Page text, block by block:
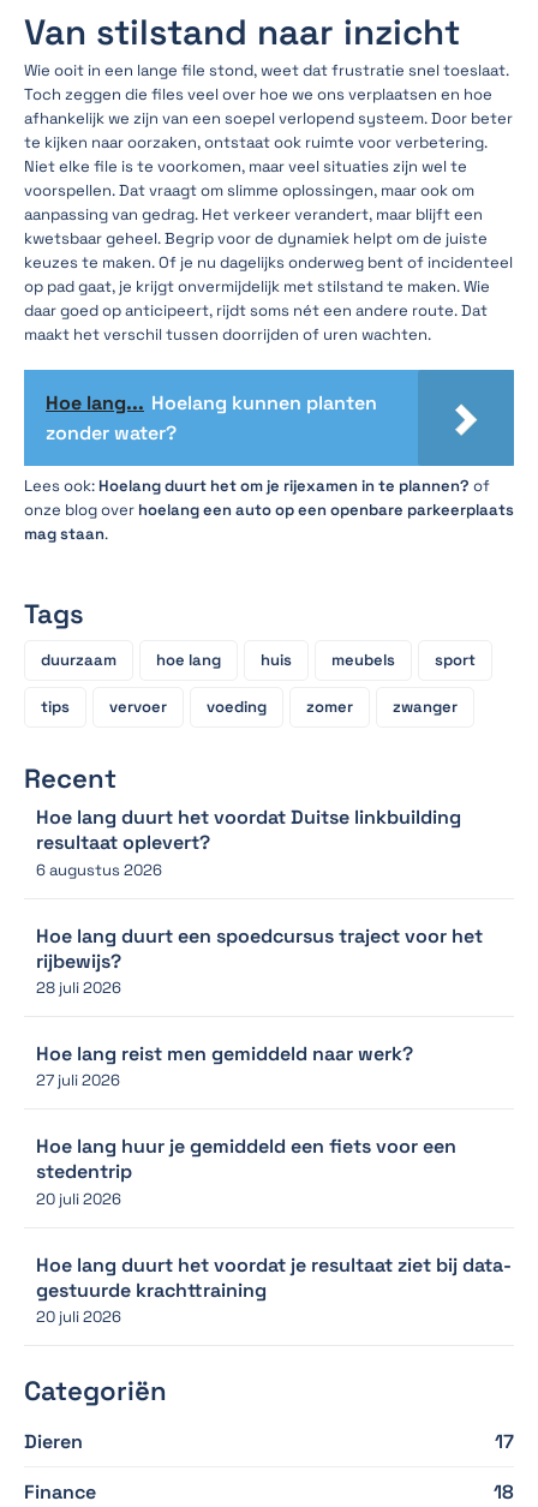
Van stilstand naar inzicht
Wie ooit in een lange file stond, weet dat frustratie snel toeslaat.
Toch zeggen die files veel over hoe we ons verplaatsen en hoe
afhankelijk we zijn van een soepel verlopend systeem. Door beter
te kijken naar oorzaken, ontstaat ook ruimte voor verbetering.
Niet elke file is te voorkomen, maar veel situaties zijn wel te
voorspellen. Dat vraagt om slimme oplossingen, maar ook om
aanpassing van gedrag. Het verkeer verandert, maar blijft een
kwetsbaar geheel. Begrip voor de dynamiek helpt om de juiste
keuzes te maken. Of je nu dagelijks onderweg bent of incidenteel
op pad gaat, je krijgt onvermijdelijk met stilstand te maken. Wie
daar goed op anticipeert, rijdt soms nét een andere route. Dat
maakt het verschil tussen doorrijden of uren wachten.
Hoe lang... Hoelang kunnen planten
zonder water?
Lees ook:Hoelang duurt het om je rijexamen in te plannen? of
onze blog over hoelang een auto op een openbare parkeerplaats
mag staan.
Tags
duurzaam hoe lang huis meubels sport
tips vervoer voeding zomer zwanger
Recent
Hoe lang duurt het voordat Duitse linkbuilding
resultaat oplevert?
6 augustus 2026
Hoe lang duurt een spoedcursus traject voor het
rijbewijs?
28 juli 2026
Hoe lang reist men gemiddeld naar werk?
27 juli 2026
Hoe lang huur je gemiddeld een fiets voor een
stedentrip
20 juli 2026
Hoe lang duurt het voordat je resultaat ziet bij data-
gestuurde krachttraining
20 juli 2026
Categoriën
Dieren
17
Finance
18